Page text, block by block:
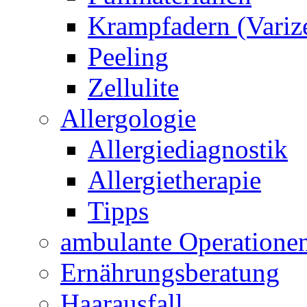
Krampfadern
Peeling
Zellulite
Allergologie
Allergiediagnostik
Allergietherapie
Tipps
ambulante
Ernährungsberatung